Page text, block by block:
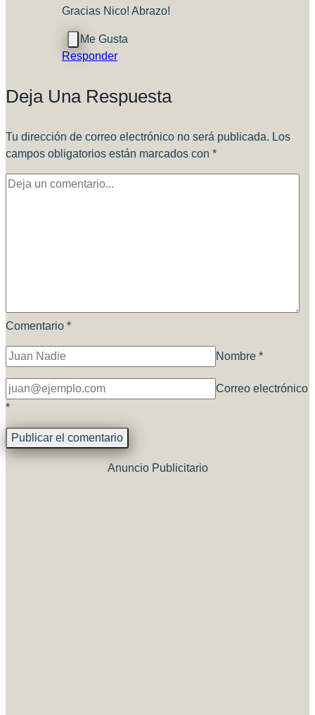
Gracias Nico! Abrazo!
Responder
Deja Una Respuesta
Tu dirección de correo electrónico no será publicada. Los
campos obligatorios están marcados con *
Comentario *
Nombre *
Correo electrónico
*
Anuncio Publicitario